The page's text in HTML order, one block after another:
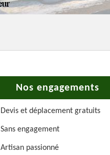
Nos engagements
Devis et déplacement gratuits
Sans engagement
Artisan passionné